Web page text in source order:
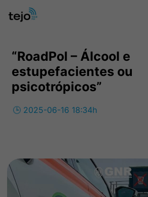
“RoadPol – Álcool e
estupefacientes ou
psicotrópicos”
🕒 2025-06-16 18:34h